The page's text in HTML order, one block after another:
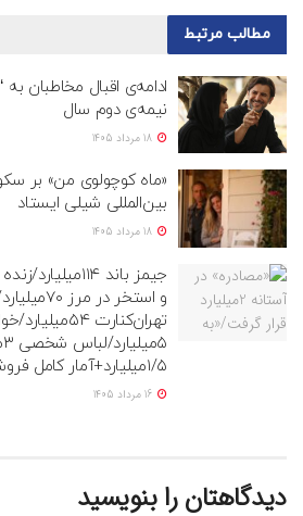
مطالب مرتبط
ادامه‌ی اقبال مخاطبان به
نیمه‌ی دوم سال
«ماه کوچولوی من» بر
بین‌المللی شیلی ایستاد
تهران‌کنارت
۱/۵میلیارد+آمار کامل فروش
دیدگاهتان را بنویسید